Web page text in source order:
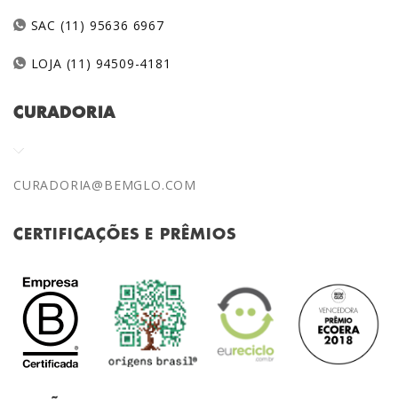
SAC (11) 95636 6967
LOJA (11) 94509-4181
CURADORIA
CURADORIA@BEMGLO.COM
CERTIFICAÇÕES E PRÊMIOS